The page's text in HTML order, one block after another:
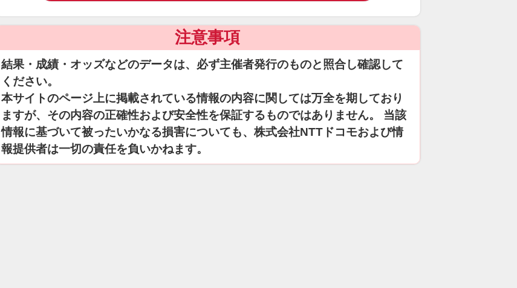
注意事項
結果・成績・オッズなどのデータは、必ず主催者発行のものと照合し確認して
ください。
本サイトのページ上に掲載されている情報の内容に関しては万全を期しており
ますが、その内容の正確性および安全性を保証するものではありません。 当該
情報に基づいて被ったいかなる損害についても、株式会社NTTドコモおよび情
報提供者は一切の責任を負いかねます。